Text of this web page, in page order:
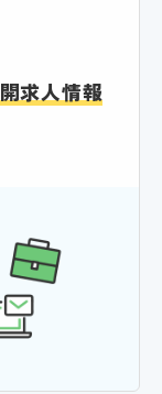
求人情報